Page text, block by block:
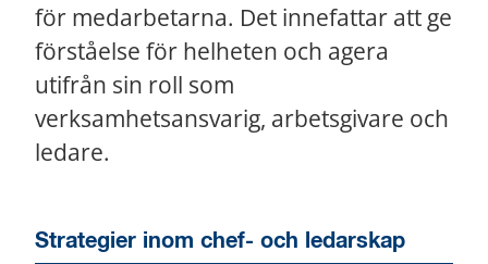
för medarbetarna. Det innefattar att ge
förståelse för helheten och agera
utifrån sin roll som
verksamhetsansvarig, arbetsgivare och
ledare.
Strategier inom chef- och ledarskap